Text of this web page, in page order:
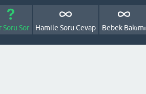
Soru Sor Hamile Soru Cevap Bebek Bakımı